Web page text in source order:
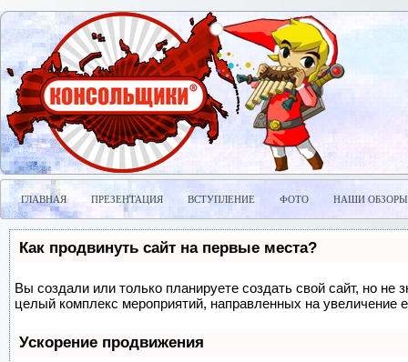
ГЛАВНАЯ ПРЕЗЕНТАЦИЯ ВСТУПЛЕНИЕ ФОТО НАШИ ОБЗОРЫ
Как продвинуть сайт на первые места?
Вы создали или только планируете создать свой сайт, но не
целый комплекс мероприятий, направленных на увеличение
Ускорение продвижения